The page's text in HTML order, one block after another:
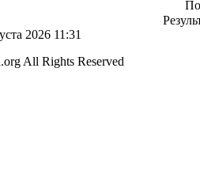
2026 11:31
All Rights Reserved